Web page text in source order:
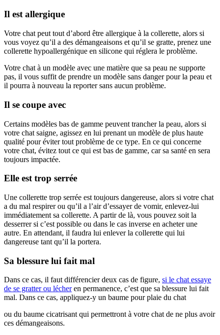
Il est allergique
Votre chat peut tout d’abord être allergique à la collerette, alors si
vous voyez qu’il a des démangeaisons et qu’il se gratte, prenez une
collerette hypoallergénique en silicone qui réglera le problème.
Votre chat à un modèle avec une matière que sa peau ne supporte
pas, il vous suffit de prendre un modèle sans danger pour la peau et
il pourra à nouveau la reporter sans aucun problème.
Il se coupe avec
Certains modèles bas de gamme peuvent trancher la peau, alors si
votre chat saigne, agissez en lui prenant un modèle de plus haute
qualité pour éviter tout problème de ce type. En ce qui concerne
votre chat, évitez tout ce qui est bas de gamme, car sa santé en sera
toujours impactée.
Elle est trop serrée
Une collerette trop serrée est toujours dangereuse, alors si votre chat
a du mal respirer ou qu’il a l’air d’essayer de vomir, enlevez-lui
immédiatement sa collerette. A partir de là, vous pouvez soit la
desserrer si c’est possible ou dans le cas inverse en acheter une
autre. En attendant, il faudra lui enlever la collerette qui lui
dangereuse tant qu’il la portera.
Sa blessure lui fait mal
Dans ce cas, il faut différencier deux cas de figure, si le chat essaye
de se gratter ou lécheren permanence, c’est que sa blessure lui fait
mal. Dans ce cas, appliquez-y un baume pour plaie du chat
ou du baume cicatrisant qui permettront à votre chat de ne plus avoir
ces démangeaisons.